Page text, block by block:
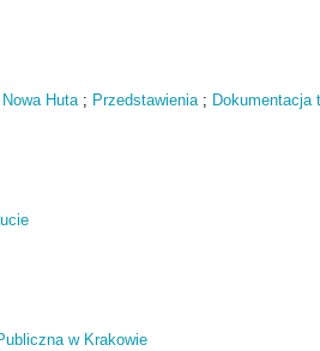
Nowa Huta; Przedstawienia; Dokumentacja
w Krakowie